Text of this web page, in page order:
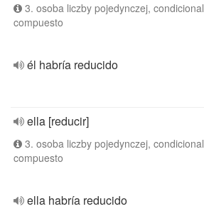
3. osoba liczby pojedynczej, condicional
compuesto
él habría reducido
ella [reducir]
3. osoba liczby pojedynczej, condicional
compuesto
ella habría reducido